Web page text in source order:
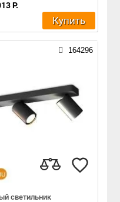
Р.
Купить
164296
светильник